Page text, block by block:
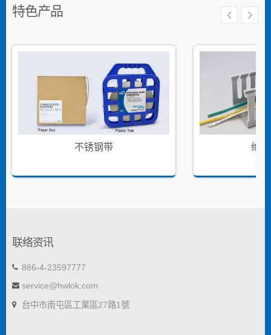
特色产品
不锈钢带 绝
联络资讯
886-4-23597777
service@hwlok.com
台中市南屯區工業區27路1號